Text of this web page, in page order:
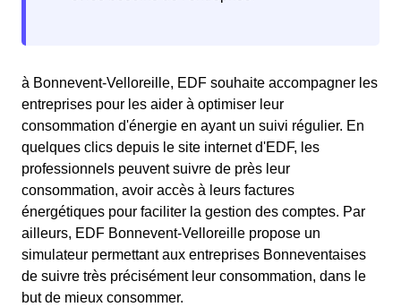
à Bonnevent-Velloreille, EDF souhaite accompagner les
entreprises pour les aider à optimiser leur
consommation d'énergie en ayant un suivi régulier. En
quelques clics depuis le site internet d'EDF, les
professionnels peuvent suivre de près leur
consommation, avoir accès à leurs factures
énergétiques pour faciliter la gestion des comptes. Par
ailleurs, EDF Bonnevent-Velloreille propose un
simulateur permettant aux entreprises Bonneventaises
de suivre très précisément leur consommation, dans le
but de mieux consommer.